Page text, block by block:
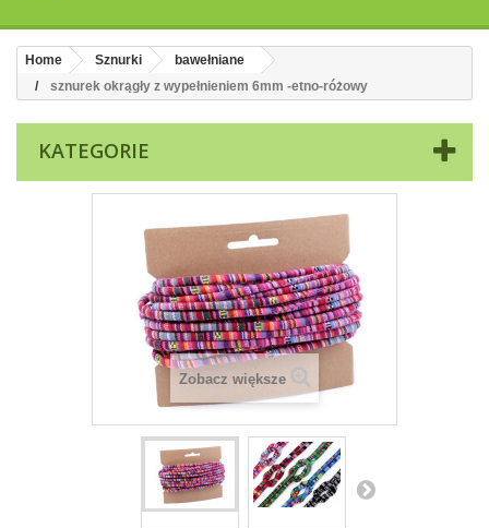
Home Sznurki
bawełniane
sznurek okrągły z wypełnieniem 6mm -etno-różowy
KATEGORIE
Zobacz większe